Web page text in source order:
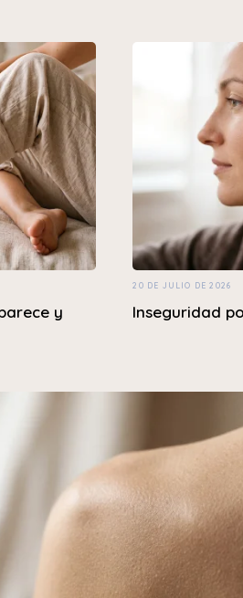
y
20 DE JULIO DE 2026
Inseguridad